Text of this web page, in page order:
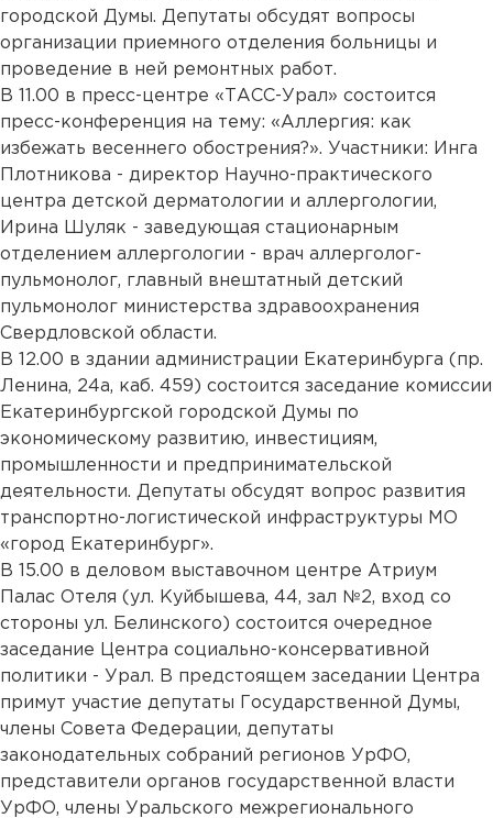
городской Думы. Депутаты обсудят вопросы
организации приемного отделения больницы и
проведение в ней ремонтных работ.
В 11.00 в пресс-центре «ТАСС-Урал» состоится
пресс-конференция на тему: «Аллергия: как
избежать весеннего обострения?». Участники: Инга
Плотникова - директор Научно-практического
центра детской дерматологии и аллергологии,
Ирина Шуляк - заведующая стационарным
отделением аллергологии - врач аллерголог-
пульмонолог, главный внештатный детский
пульмонолог министерства здравоохранения
Свердловской области.
В 12.00 в здании администрации Екатеринбурга (пр.
Ленина, 24а, каб. 459) состоится заседание комиссии
Екатеринбургской городской Думы по
экономическому развитию, инвестициям,
промышленности и предпринимательской
деятельности. Депутаты обсудят вопрос развития
транспортно-логистической инфраструктуры МО
«город Екатеринбург».
В 15.00 в деловом выставочном центре Атриум
Палас Отеля (ул. Куйбышева, 44, зал №2, вход со
стороны ул. Белинского) состоится очередное
заседание Центра социально-консервативной
политики - Урал. В предстоящем заседании Центра
примут участие депутаты Государственной Думы,
члены Совета Федерации, депутаты
законодательных собраний регионов УрФО,
представители органов государственной власти
УрФО, члены Уральского межрегионального